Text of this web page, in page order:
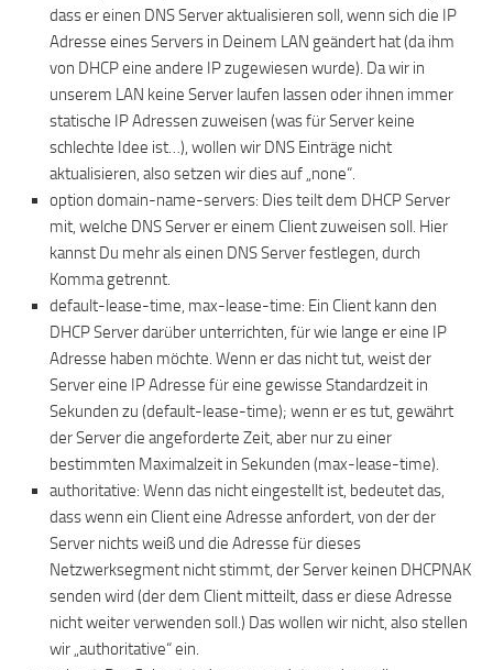
dass er einen DNS Server aktualisieren soll, wenn sich die IP
Adresse eines Servers in Deinem LAN geändert hat (da ihm
von DHCP eine andere IP zugewiesen wurde). Da wir in
unserem LAN keine Server laufen lassen oder ihnen immer
statische IP Adressen zuweisen (was für Server keine
schlechte Idee ist…), wollen wir DNS Einträge nicht
aktualisieren, also setzen wir dies auf „none“.
option domain-name-servers: Dies teilt dem DHCP Server
mit, welche DNS Server er einem Client zuweisen soll. Hier
kannst Du mehr als einen DNS Server festlegen, durch
Komma getrennt.
default-lease-time, max-lease-time: Ein Client kann den
DHCP Server darüber unterrichten, für wie lange er eine IP
Adresse haben möchte. Wenn er das nicht tut, weist der
Server eine IP Adresse für eine gewisse Standardzeit in
Sekunden zu (default-lease-time); wenn er es tut, gewährt
der Server die angeforderte Zeit, aber nur zu einer
bestimmten Maximalzeit in Sekunden (max-lease-time).
authoritative: Wenn das nicht eingestellt ist, bedeutet das,
dass wenn ein Client eine Adresse anfordert, von der der
Server nichts weiß und die Adresse für dieses
Netzwerksegment nicht stimmt, der Server keinen DHCPNAK
senden wird (der dem Client mitteilt, dass er diese Adresse
nicht weiter verwenden soll.) Das wollen wir nicht, also stellen
wir „authoritative“ ein.